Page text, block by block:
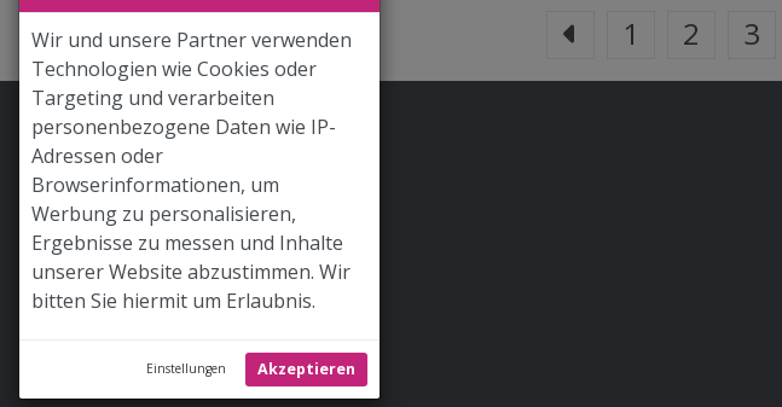
Wir und unsere Partner verwenden
Technologien wie Cookies oder
Targeting und verarbeiten
personenbezogene Daten wie IP-
Adressen oder
Browserinformationen, um
Werbung zu personalisieren,
Ergebnisse zu messen und Inhalte
unserer Website abzustimmen. Wir
bitten Sie hiermit um Erlaubnis.
Einstellungen Akzeptieren
1 2 3
Stoff & Liebe App
Hilfe / FAQ
Versand
Widerrufsrecht
AGB
Newsletter